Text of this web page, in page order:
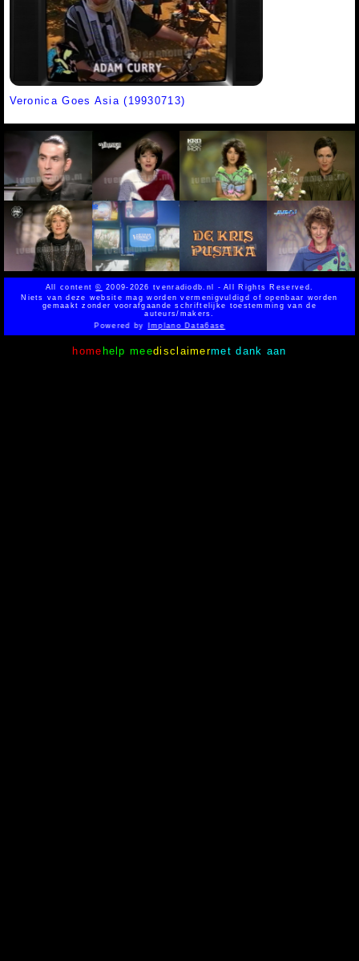
Veronica Goes Asia (19930713)
All content© 2009-2026 tvenradiodb.nl - All Rights Reserved.
Niets van deze website mag worden vermenigvuldigd of openbaar worden
gemaakt zonder voorafgaande schriftelijke toestemming van de
auteurs/makers.
Powered by Implano Data6ase
home help meedisclaimermet dank aan